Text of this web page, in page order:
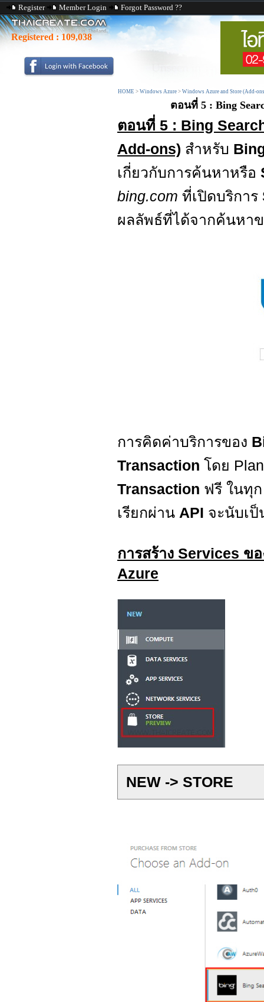
Register Member Login Forgot Password ??
Registered : 109,038
HOME > Windows Azure > Windows Azure and Store (Add-
ตอนที่ 5 : Bing
ตอนที่ 5 : Bing
Add-ons) สำหรับ
เกี่ยวกับการค้นหาหรือ
bing.com ที่เปิดบริการ
ผลลัพธ์ที่ได้จากค้นหา
การคิดค่าบริการของ
Transaction โดย
Transaction ฟรี ในทุ
เรียกผ่าน API จะนับเ
การสร้าง Services ข
Azure
NEW -> STORE